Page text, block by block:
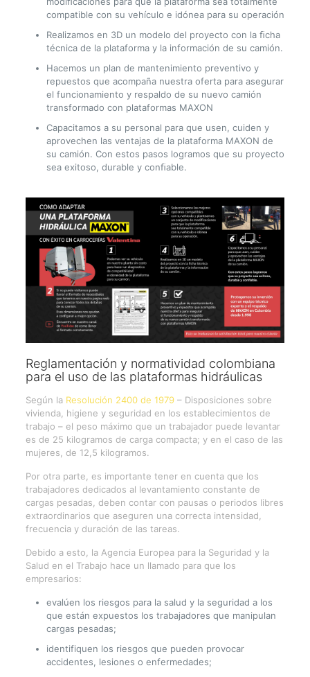
compatible con su vehículo e idónea para su operación
Realizamos en 3D un modelo del proyecto con la ﬁcha
técnica de la plataforma y la información de su camión.
Hacemos un plan de mantenimiento preventivo y
repuestos que acompaña nuestra oferta para asegurar
el funcionamiento y respaldo de su nuevo camión
transformado con plataformas MAXON
Capacitamos a su personal para que usen, cuiden y
aprovechen las ventajas de la plataforma MAXON de
su camión. Con estos pasos logramos que su proyecto
sea exitoso, durable y conﬁable.
Reglamentación y normatividad colombiana
para el uso de las plataformas hidráulicas
Según la Resolución 2400 de 1979– Disposiciones sobre
vivienda, higiene y seguridad en los establecimientos de
trabajo – el peso máximo que un trabajador puede levantar
es de 25 kilogramos de carga compacta; y en el caso de las
mujeres, de 12,5 kilogramos.
Por otra parte, es importante tener en cuenta que los
trabajadores dedicados al levantamiento constante de
cargas pesadas, deben contar con pausas o periodos libres
extraordinarios que aseguren una correcta intensidad,
frecuencia y duración de las tareas.
Debido a esto, la Agencia Europea para la Seguridad y la
Salud en el Trabajo hace un llamado para que los
empresarios:
evalúen los riesgos para la salud y la seguridad a los
que están expuestos los trabajadores que manipulan
cargas pesadas;
identifiquen los riesgos que pueden provocar
accidentes, lesiones o enfermedades;